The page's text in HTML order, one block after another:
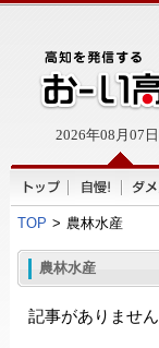
2026年08月07
TOP > 農林水産
農林水産
記事がありません